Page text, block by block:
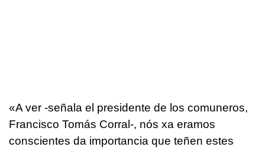
«A ver -señala el presidente de los comuneros,
Francisco Tomás Corral-, nós xa eramos
conscientes da importancia que teñen estes